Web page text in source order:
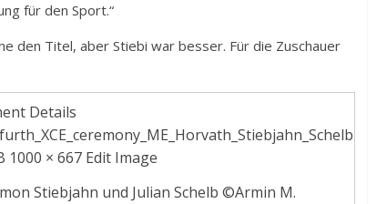
für den Sport.“
den Titel, aber Stiebi war besser. Für die Zuschauer
Stiebjahn und Julian Schelb ©Armin M.